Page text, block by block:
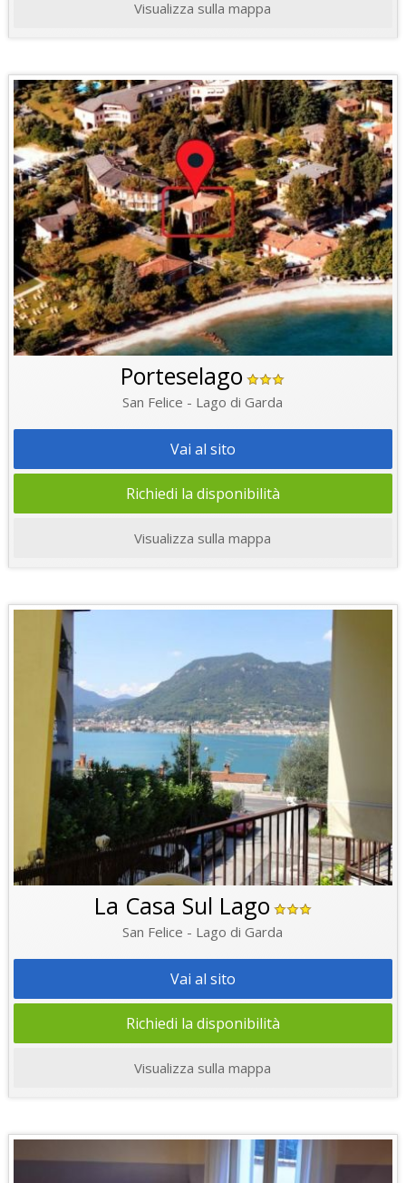
Visualizza sulla mappa
Porteselago
San Felice - Lago di Garda
Vai al sito
Richiedi la disponibilità
Visualizza sulla mappa
La Casa Sul Lago
San Felice - Lago di Garda
Vai al sito
Richiedi la disponibilità
Visualizza sulla mappa